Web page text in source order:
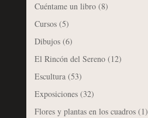
Cuéntame un libro(8)
Cursos(5)
Dibujos(6)
El Rincón del Sereno(12)
Escultura(53)
Exposiciones(32)
Flores y plantas en los cuadros(1)